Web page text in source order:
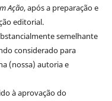
Ação, após a preparação e
editorial.
semelhante
considerado para
(nossa) autoria e
à aprovação do